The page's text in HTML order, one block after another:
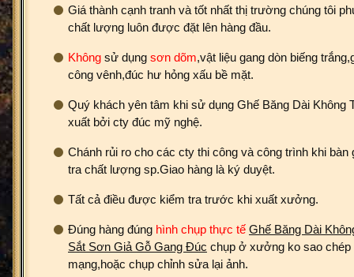
Giá thành cạnh tranh và tốt nhất thị trường chúng tôi
chất lượng luôn được đặt lên hàng đầu.
Không sử dụng sơn dõm,vật liệu gang dòn biếng
công vênh,đúc hư hỏng xấu bề mặt.
Quý khách yên tâm khi sử dụng Ghế Băng Dài Không
xuất bởi cty đúc mỹ nghệ.
Chánh rủi ro cho các cty thi công và công trình khi bàn
tra chất lượng sp.Giao hàng là ký duyệt.
Tất cả điều được kiểm tra trước khi xuất xưởng.
Đúng hàng đúng hình chụp thực tế Ghế Băng Dài
Sắt Sơn Giả Gỗ Gang Đúc chụp ở xưởng ko sao chép
mạng,hoặc chụp chỉnh sửa lại ảnh.